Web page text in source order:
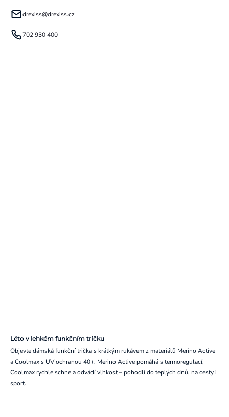
drexiss@drexiss.cz
702 930 400
Léto v lehkém funkčním tričku
Objevte dámská funkční trička s krátkým rukávem z materiálů Merino Active
a Coolmax s UV ochranou 40+. Merino Active pomáhá s termoregulací,
Coolmax rychle schne a odvádí vlhkost – pohodlí do teplých dnů, na cesty i
sport.